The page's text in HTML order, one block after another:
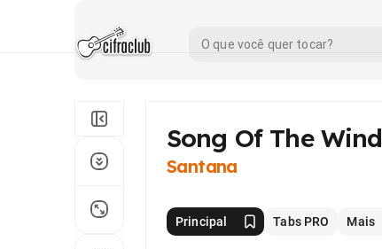
Song Of The Wind
Santana
Principal Tabs PRO Mais